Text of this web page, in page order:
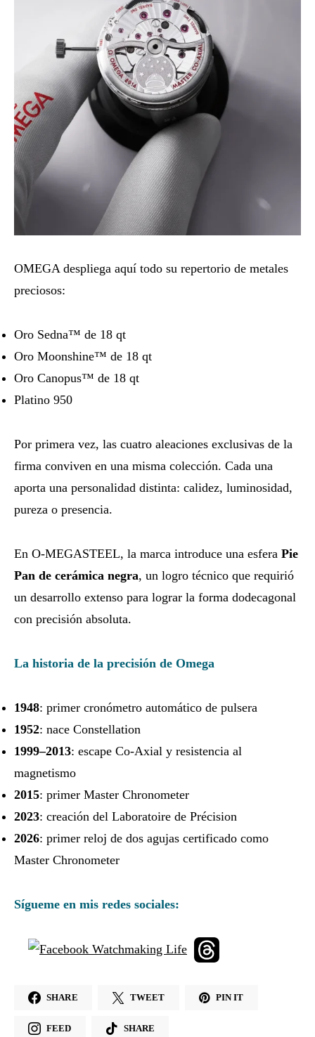
OMEGA despliega aquí todo su repertorio de metales
preciosos:
Oro Sedna™ de 18 qt
Oro Moonshine™ de 18 qt
Oro Canopus™ de 18 qt
Platino 950
Por primera vez, las cuatro aleaciones exclusivas de la
firma conviven en una misma colección. Cada una
aporta una personalidad distinta: calidez, luminosidad,
pureza o presencia.
En O‑MEGASTEEL, la marca introduce una esfera Pie
Pan de cerámica negra, un logro técnico que requirió
un desarrollo extenso para lograr la forma dodecagonal
con precisión absoluta.
La historia de la precisión de Omega
1948: primer cronómetro automático de pulsera
1952: nace Constellation
1999–2013: escape Co‑Axial y resistencia al
magnetismo
2015: primer Master Chronometer
2023: creación del Laboratoire de Précision
2026: primer reloj de dos agujas certificado como
Master Chronometer
Sígueme en mis redes sociales:
SHARE TWEET PIN IT
FEED SHARE